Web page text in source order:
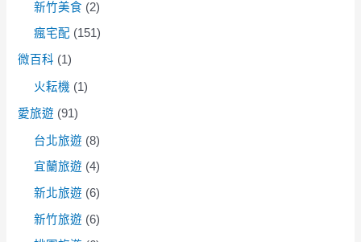
新竹美食 (2)
瘋宅配 (151)
微百科 (1)
火耘機 (1)
愛旅遊 (91)
台北旅遊 (8)
宜蘭旅遊 (4)
新北旅遊 (6)
新竹旅遊 (6)